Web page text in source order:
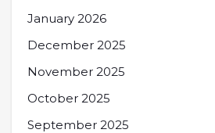
January 2026
December 2025
November 2025
October 2025
September 2025